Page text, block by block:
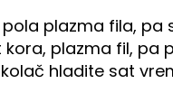
plazma fila,
plazma fil, pa
hladite sat